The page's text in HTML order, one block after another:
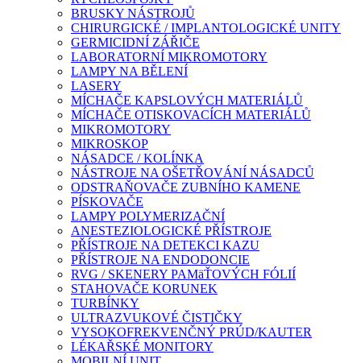
BRUSKY NÁSTROJŮ
CHIRURGICKÉ / IMPLANTOLOGICKÉ UNITY
GERMICIDNÍ ZÁŘIČE
LABORATORNÍ MIKROMOTORY
LAMPY NA BĚLENÍ
LASERY
MÍCHAČE KAPSLOVÝCH MATERIÁLŮ
MÍCHAČE OTISKOVACÍCH MATERIÁLŮ
MIKROMOTORY
MIKROSKOP
NÁSADCE / KOLÍNKA
NÁSTROJE NA OŠETŘOVÁNÍ NÁSADCŮ
ODSTRAŇOVAČE ZUBNÍHO KAMENE
PÍSKOVAČE
LAMPY POLYMERIZAČNÍ
ANESTEZIOLOGICKÉ PŘÍSTROJE
PŘÍSTROJE NA DETEKCI KAZU
PŘÍSTROJE NA ENDODONCIE
RVG / SKENERY PAMäŤOVÝCH FÓLIÍ
STAHOVAČE KORUNEK
TURBÍNKY
ULTRAZVUKOVÉ ČISTIČKY
VYSOKOFREKVENČNÝ PRÚD/KAUTER
LÉKAŘSKÉ MONITORY